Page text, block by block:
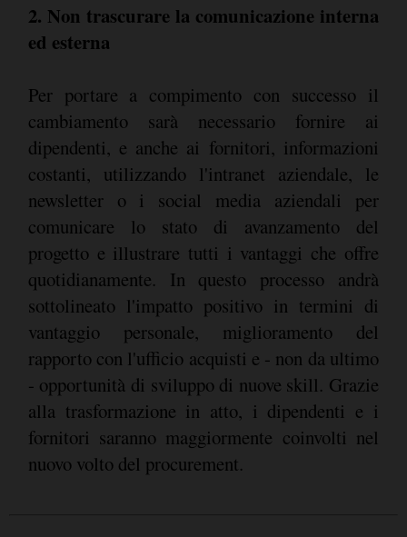
2. Non trascurare la comunicazione interna
ed esterna
Per portare a compimento con successo il
cambiamento sarà necessario fornire ai
dipendenti, e anche ai fornitori, informazioni
costanti, utilizzando l'intranet aziendale, le
newsletter o i social media aziendali per
comunicare lo stato di avanzamento del
progetto e illustrare tutti i vantaggi che offre
quotidianamente. In questo processo andrà
sottolineato l'impatto positivo in termini di
vantaggio personale, miglioramento del
rapporto con l'ufficio acquisti e - non da ultimo
- opportunità di sviluppo di nuove skill. Grazie
alla trasformazione in atto, i dipendenti e i
fornitori saranno maggiormente coinvolti nel
nuovo volto del procurement.